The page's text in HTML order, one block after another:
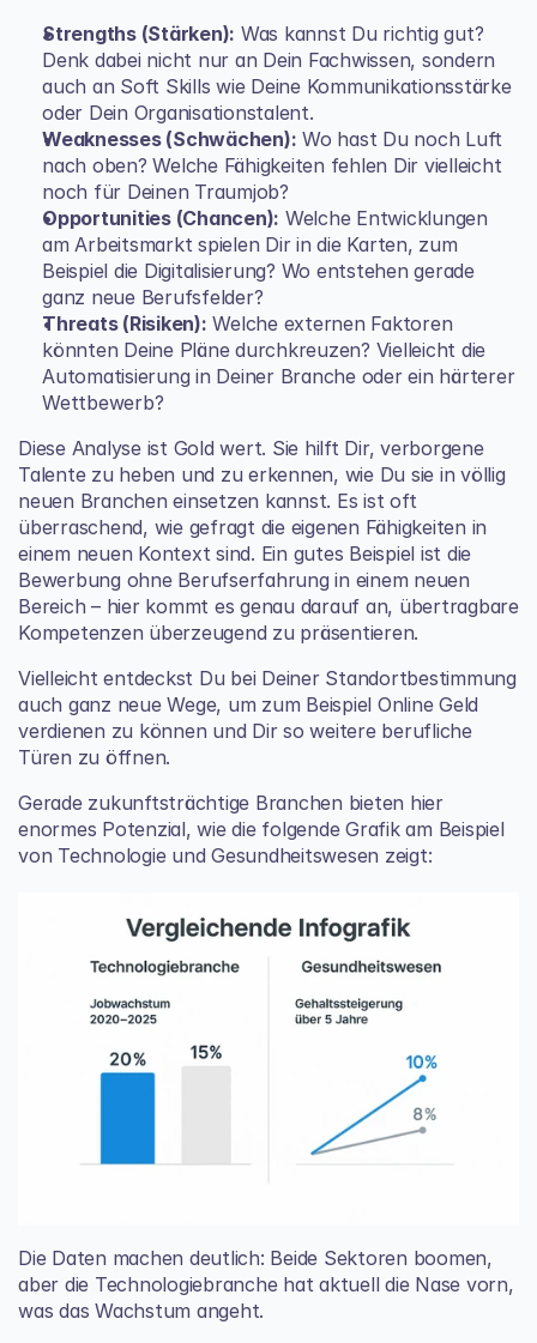
Strengths (Stärken): Was kannst Du richtig gut?
Denk dabei nicht nur an Dein Fachwissen, sondern
auch an Soft Skills wie Deine Kommunikationsstärke
oder Dein Organisationstalent.
Weaknesses (Schwächen): Wo hast Du noch Luft
nach oben? Welche Fähigkeiten fehlen Dir vielleicht
noch für Deinen Traumjob?
Opportunities (Chancen): Welche Entwicklungen
am Arbeitsmarkt spielen Dir in die Karten, zum
Beispiel die Digitalisierung? Wo entstehen gerade
ganz neue Berufsfelder?
Threats (Risiken): Welche externen Faktoren
könnten Deine Pläne durchkreuzen? Vielleicht die
Automatisierung in Deiner Branche oder ein härterer
Wettbewerb?
Diese Analyse ist Gold wert. Sie hilft Dir, verborgene
Talente zu heben und zu erkennen, wie Du sie in völlig
neuen Branchen einsetzen kannst. Es ist oft
überraschend, wie gefragt die eigenen Fähigkeiten in
Bewerbung ohne Berufserfahrung in einem neuen
Bereich – hier kommt es genau darauf an, übertragbare
Kompetenzen überzeugend zu präsentieren.
Vielleicht entdeckst Du bei Deiner Standortbestimmung
auch ganz neue Wege, um zum Beispiel Online Geld
verdienen zu können und Dir so weitere berufliche
Türen zu öffnen.
Gerade zukunftsträchtige Branchen bieten hier
enormes Potenzial, wie die folgende Grafik am Beispiel
von Technologie und Gesundheitswesen zeigt:
Die Daten machen deutlich: Beide Sektoren boomen,
aber die Technologiebranche hat aktuell die Nase vorn,
was das Wachstum angeht.